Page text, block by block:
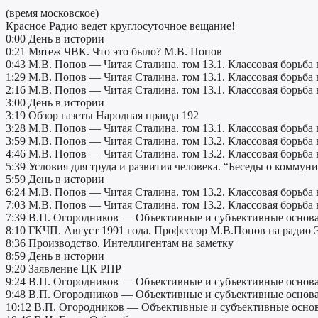
(время московское)
Красное Радио ведет круглосуточное вещание!
0:00 День в истории
0:21 Мятеж ЧВК. Что это было? М.В. Попов
0:43 М.В. Попов — Читая Сталина. том 13.1. Классовая борьба
1:29 М.В. Попов — Читая Сталина. том 13.1. Классовая борьба
2:16 М.В. Попов — Читая Сталина. том 13.1. Классовая борьба
3:00 День в истории
3:19 Обзор газеты Народная правда 192
3:28 М.В. Попов — Читая Сталина. том 13.1. Классовая борьба
3:59 М.В. Попов — Читая Сталина. том 13.2. Классовая борьба
4:46 М.В. Попов — Читая Сталина. том 13.2. Классовая борьба
5:39 Условия для труда и развития человека. “Беседы о
5:59 День в истории
6:24 М.В. Попов — Читая Сталина. том 13.2. Классовая борьба
7:03 М.В. Попов — Читая Сталина. том 13.2. Классовая борьба
7:39 В.П. Огородников — Объективные и субъективные
8:10 ГКЧП. Август 1991 года. Профессор М.В.Попов на радио
8:36 Производство. Интеллигентам на заметку
8:59 День в истории
9:20 Заявление ЦК РПР
9:24 В.П. Огородников — Объективные и субъективные
9:48 В.П. Огородников — Объективные и субъективные
10:12 В.П. Огородников — Объективные и субъективные